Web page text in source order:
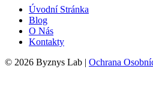
Úvodní Stránka
Blog
O Nás
Kontakty
© 2026 Byznys Lab | Ochrana